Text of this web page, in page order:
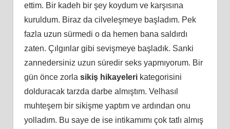
ettim. Bir kadeh bir şey koydum ve karşısına
kuruldum. Biraz da cilveleşmeye başladım. Pek
fazla uzun sürmedi o da hemen bana saldırdı
zaten. Çılgınlar gibi sevişmeye başladık. Sanki
zannedersiniz uzun süredir seks yapmıyorum. Bir
gün önce zorla sikiş hikayelerikategorisini
dolduracak tarzda darbe almıştım. Velhasıl
muhteşem bir sikişme yaptım ve ardından onu
yolladım. Bu saye de ise intikamımı çok tatlı almış